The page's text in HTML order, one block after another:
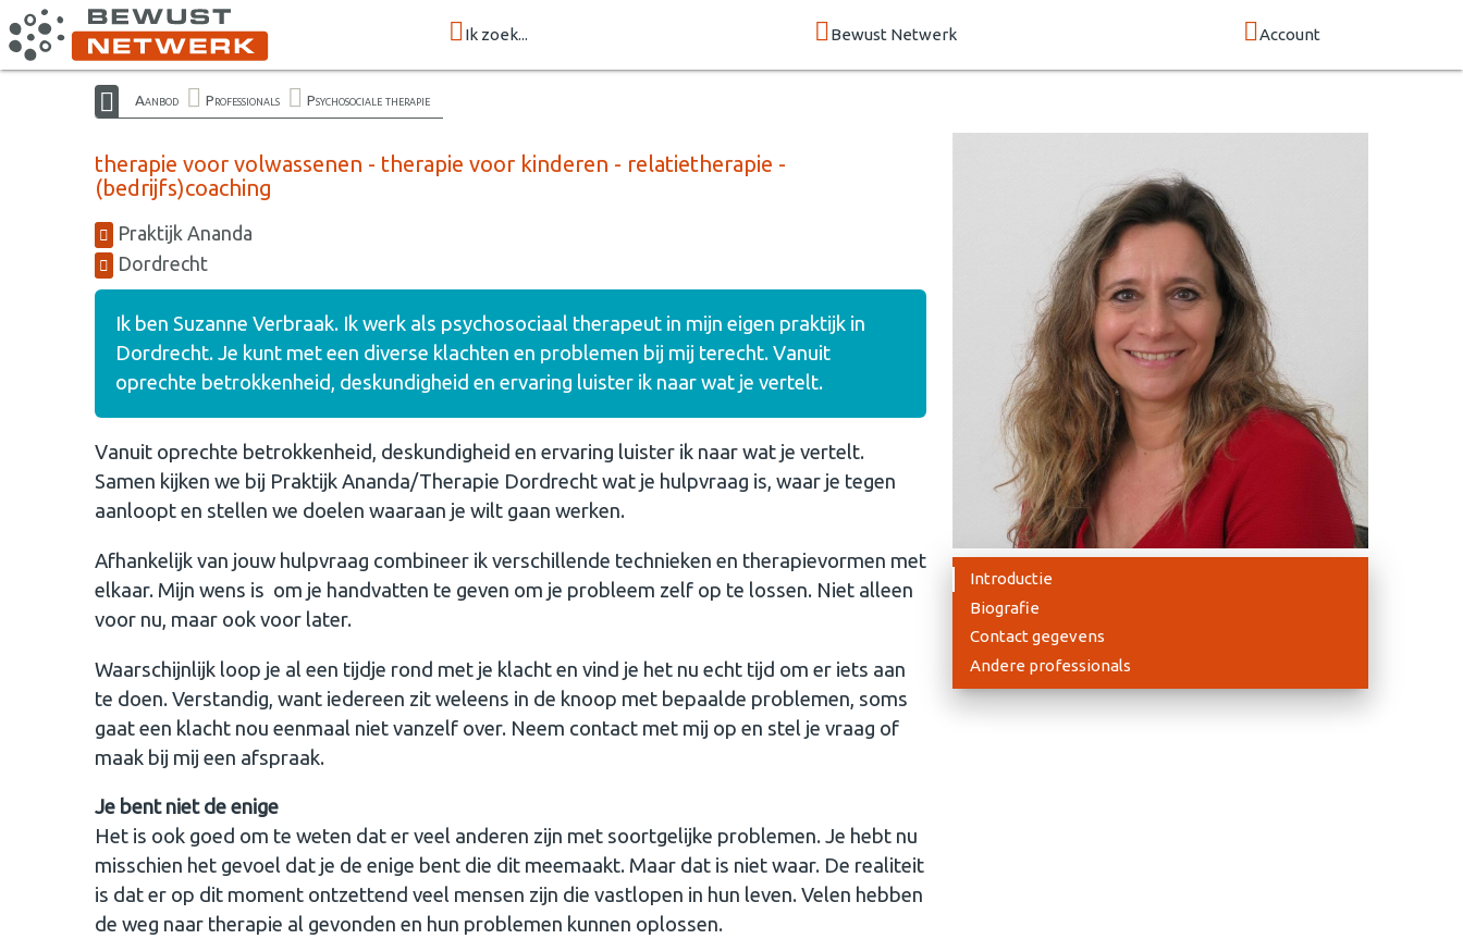
Ik zoek... Bewust Netwerk Account
Aanbod Professionals Psychosociale therapie
therapie voor volwassenen - therapie voor kinderen - relatietherapie -
(bedrijfs)coaching
Praktijk Ananda
Dordrecht
Ik ben Suzanne Verbraak. Ik werk als psychosociaal therapeut in mijn eigen praktijk in
Dordrecht. Je kunt met een diverse klachten en problemen bij mij terecht. Vanuit
oprechte betrokkenheid, deskundigheid en ervaring luister ik naar wat je vertelt.
Vanuit oprechte betrokkenheid, deskundigheid en ervaring luister ik naar wat je vertelt.
Samen kijken we bij Praktijk Ananda/Therapie Dordrecht wat je hulpvraag is, waar je tegen
aanloopt en stellen we doelen waaraan je wilt gaan werken.
Afhankelijk van jouw hulpvraag combineer ik verschillende technieken en therapievormen met
elkaar. Mijn wens is om je handvatten te geven om je probleem zelf op te lossen. Niet alleen
voor nu, maar ook voor later.
Waarschijnlijk loop je al een tijdje rond met je klacht en vind je het nu echt tijd om er iets aan
te doen. Verstandig, want iedereen zit weleens in de knoop met bepaalde problemen, soms
gaat een klacht nou eenmaal niet vanzelf over. Neem contact met mij op en stel je vraag of
maak bij mij een afspraak.
Je bent niet de enige
Het is ook goed om te weten dat er veel anderen zijn met soortgelijke problemen. Je hebt nu
misschien het gevoel dat je de enige bent die dit meemaakt. Maar dat is niet waar. De realiteit
is dat er op dit moment ontzettend veel mensen zijn die vastlopen in hun leven. Velen hebben
de weg naar therapie al gevonden en hun problemen kunnen oplossen.
Introductie
Biografie
Contact gegevens
Andere professionals